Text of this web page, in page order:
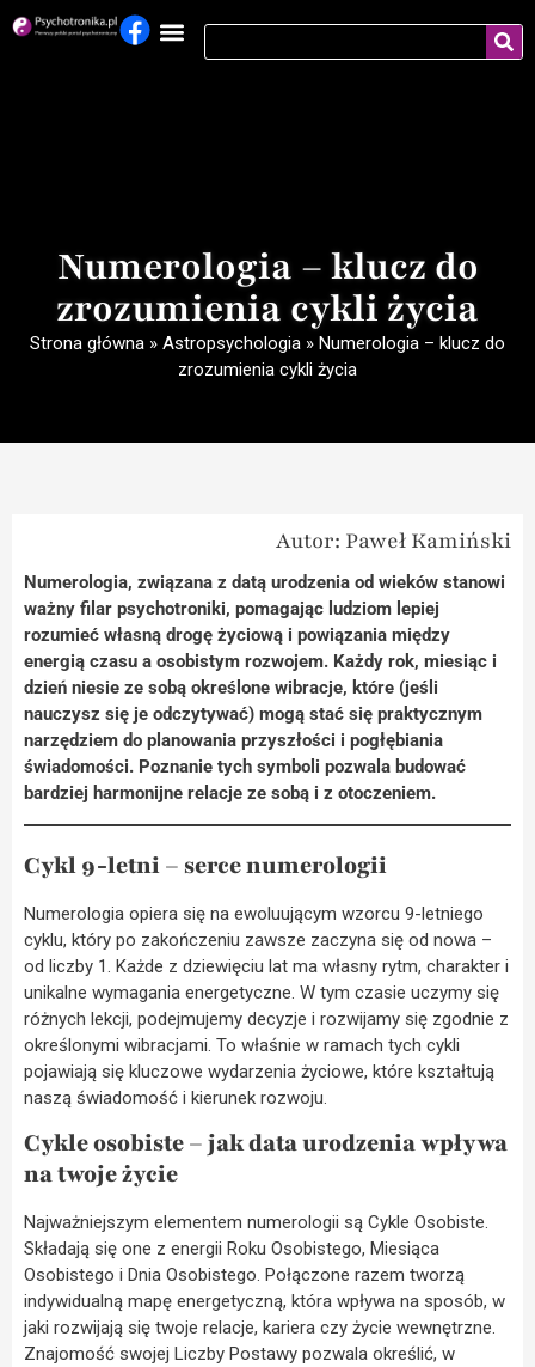
Numerologia – klucz do
zrozumienia cykli życia
Strona główna » Astropsychologia » Numerologia – klucz do
zrozumienia cykli życia
Autor: Paweł Kamiński
Numerologia, związana z datą urodzenia od wieków stanowi
ważny filar psychotroniki, pomagając ludziom lepiej
rozumieć własną drogę życiową i powiązania między
energią czasu a osobistym rozwojem. Każdy rok, miesiąc i
dzień niesie ze sobą określone wibracje, które (jeśli
nauczysz się je odczytywać) mogą stać się praktycznym
narzędziem do planowania przyszłości i pogłębiania
świadomości. Poznanie tych symboli pozwala budować
bardziej harmonijne relacje ze sobą i z otoczeniem.
Cykl 9-letni – serce numerologii
Numerologia opiera się na ewoluującym wzorcu 9-letniego
cyklu, który po zakończeniu zawsze zaczyna się od nowa –
od liczby 1. Każde z dziewięciu lat ma własny rytm, charakter i
unikalne wymagania energetyczne. W tym czasie uczymy się
różnych lekcji, podejmujemy decyzje i rozwijamy się zgodnie z
określonymi wibracjami. To właśnie w ramach tych cykli
pojawiają się kluczowe wydarzenia życiowe, które kształtują
naszą świadomość i kierunek rozwoju.
Cykle osobiste – jak data urodzenia wpływa
na twoje życie
Najważniejszym elementem numerologii są Cykle Osobiste.
Składają się one z energii Roku Osobistego, Miesiąca
Osobistego i Dnia Osobistego. Połączone razem tworzą
indywidualną mapę energetyczną, która wpływa na sposób, w
jaki rozwijają się twoje relacje, kariera czy życie wewnętrzne.
Znajomość swojej Liczby Postawy pozwala określić, w